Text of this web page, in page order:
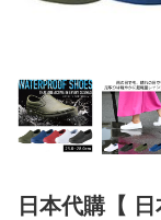
日本代購【